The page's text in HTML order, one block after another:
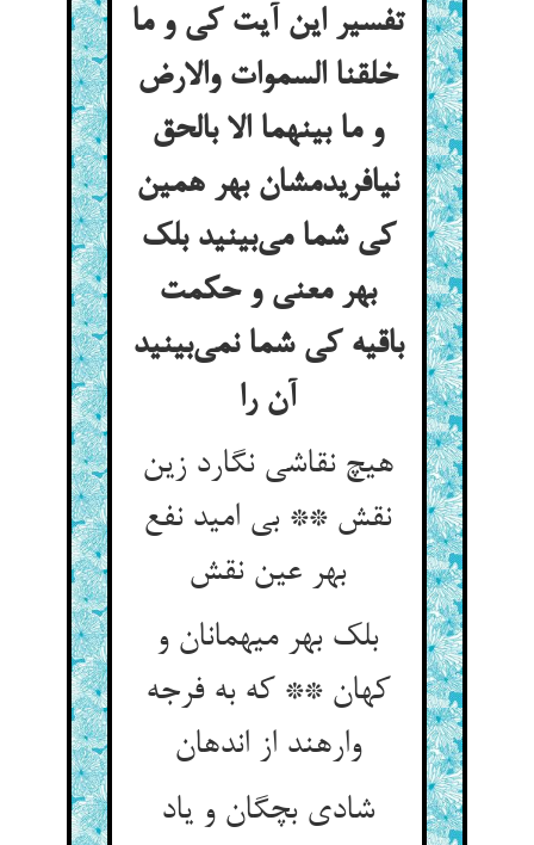
تفسیر این آیت کی و ما
خلقنا السموات والارض
و ما بینهما الا بالحق
نیافریدمشان بهر همین
کی شما می‌بینید بلک
بهر معنی و حکمت
باقیه کی شما نمی‌بینید
آن را
هیچ نقاشی نگارد زین
نقش ** بی امید نفع
بهر عین نقش
بلک بهر میهمانان و
کهان ** که به فرجه
وارهند از اندهان
شادی بچگان و یاد